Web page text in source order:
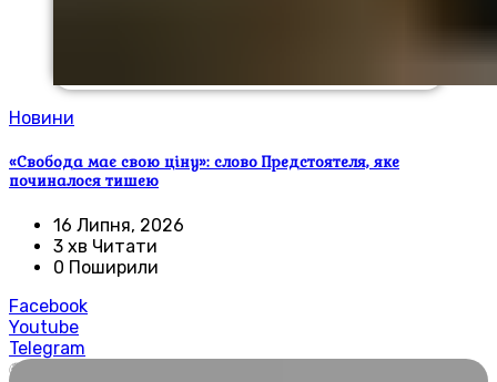
Новини
«Свобода має свою ціну»: слово Предстоятеля, яке
починалося тишею
16 Липня, 2026
3 хв Читати
0 Поширили
Facebook
Youtube
Telegram
🌍